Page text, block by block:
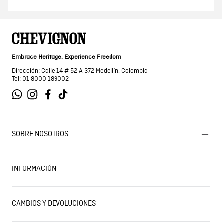
Embrace Heritage, Experience Freedom
Dirección: Calle 14 # 52 A 372 Medellín, Colombia
Tel: 01 8000 189002
SOBRE NOSOTROS
Encuentra tu tienda
Historia de la marca
Mapa del sitio
Próximos eventos
INFORMACIÓN
Términos y condiciones
Términos y condiciones de promociones
Política de Cookies
CAMBIOS Y DEVOLUCIONES